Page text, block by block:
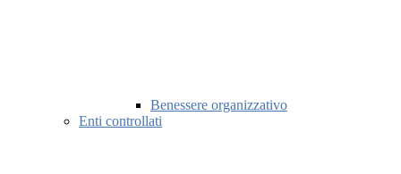
Benessere organizzativo
Enti controllati